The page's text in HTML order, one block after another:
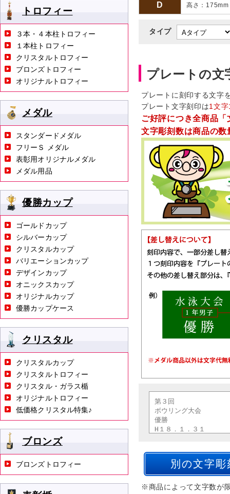
D 高さ：
タイプ
プレートの文
プレートに刻印する文字
プレート文字刻印は1文
ご好評につき全商品
文字彫刻数は商品の
※商品によって文字数が
トロフィー
３本・４本柱トロフィー
１本柱トロフィー
クリスタルトロフィー
ブロンズトロフィー
オリジナルトロフィー
メダル
スタンダードメダル
フリーＳ メダル
表彰用オリジナルメダル
メダル用品
優勝カップ
ゴールドカップ
シルバーカップ
クリスタルカップ
バリエーションカップ
デザインカップ
オニックスカップ
オリジナルカップ
優勝カップケース
クリスタル
クリスタルカップ
クリスタルトロフィー
クリスタル・ガラス楯
オリジナルトロフィー
低価格クリスタル特集♪
ブロンズ
ブロンズトロフィー